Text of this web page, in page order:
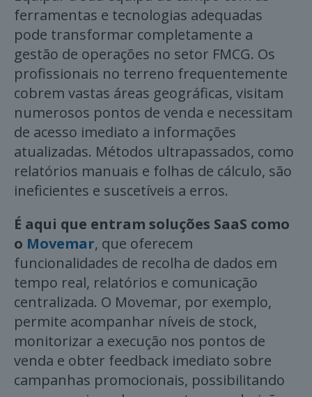
ferramentas e tecnologias adequadas
pode transformar completamente a
gestão de operações no setor FMCG. Os
profissionais no terreno frequentemente
cobrem vastas áreas geográficas, visitam
numerosos pontos de venda e necessitam
de acesso imediato a informações
atualizadas. Métodos ultrapassados, como
relatórios manuais e folhas de cálculo, são
ineficientes e suscetíveis a erros.
É aqui que entram soluções SaaS como
o Movemar, que oferecem
funcionalidades de recolha de dados em
tempo real, relatórios e comunicação
centralizada. O Movemar, por exemplo,
permite acompanhar níveis de stock,
monitorizar a execução nos pontos de
venda e obter feedback imediato sobre
campanhas promocionais, possibilitando